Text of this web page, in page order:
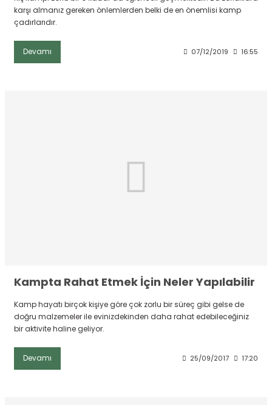
karşı almanız gereken önlemlerden belki de en önemlisi kamp
çadırlarıdır.
Devamı 07/12/2019 16:55
Kampta Rahat Etmek İçin Neler Yapılabilir
Kamp hayatı birçok kişiye göre çok zorlu bir süreç gibi gelse de
doğru malzemeler ile evinizdekinden daha rahat edebileceğiniz
bir aktivite haline geliyor.
Devamı 25/09/2017 17:20